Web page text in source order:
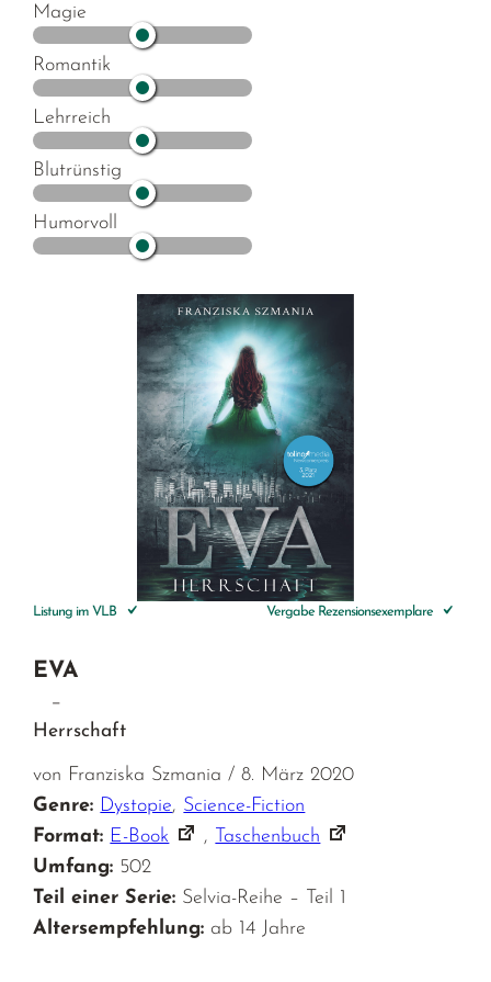
Magie
Romantik
Lehrreich
Blutrünstig
Humorvoll
Listung im VLB Vergabe Rezensionsexemplare
EVA
–
Herrschaft
von Franziska Szmania / 8. März 2020
Genre: Dystopie, Science-Fiction
Format: E-Book , Taschenbuch
Umfang: 502
Teil einer Serie: Selvia-Reihe – Teil 1
Altersempfehlung: ab 14 Jahre